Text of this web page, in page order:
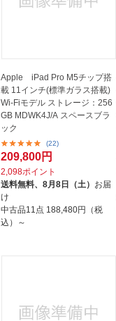
Apple iPad Pro M5チップ搭
載 11インチ(標準ガラス搭載)
Wi-Fiモデル ストレージ：256
GB MDWK4J/A スペースブラ
ック
(22)
209,800円
2,098ポイント
送料無料、 8月8日（土） お届
け
中古品11点 188,480円（税
込）～